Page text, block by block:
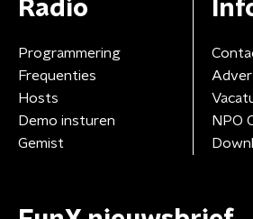
Radio
Programmering
Frequenties
Hosts
Demo insturen
Gemist
NPO